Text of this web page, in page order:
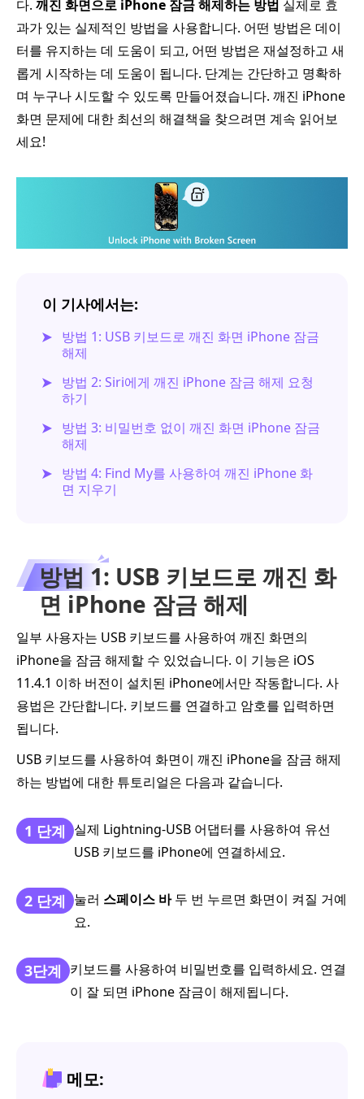
다. 깨진 화면으로 iPhone 잠금 해제하는 방법 실제로 효
과가 있는 실제적인 방법을 사용합니다. 어떤 방법은 데이
터를 유지하는 데 도움이 되고, 어떤 방법은 재설정하고 새
롭게 시작하는 데 도움이 됩니다. 단계는 간단하고 명확하
며 누구나 시도할 수 있도록 만들어졌습니다. 깨진 iPhone
화면 문제에 대한 최선의 해결책을 찾으려면 계속 읽어보
세요!
이 기사에서는:
방법 1: USB 키보드로 깨진 화면 iPhone 잠금
해제
방법 2: Siri에게 깨진 iPhone 잠금 해제 요청
하기
방법 3: 비밀번호 없이 깨진 화면 iPhone 잠금
해제
방법 4: Find My를 사용하여 깨진 iPhone 화
면 지우기
방법 1: USB 키보드로 깨진 화
면 iPhone 잠금 해제
일부 사용자는 USB 키보드를 사용하여 깨진 화면의
iPhone을 잠금 해제할 수 있었습니다. 이 기능은 iOS
11.4.1 이하 버전이 설치된 iPhone에서만 작동합니다. 사
용법은 간단합니다. 키보드를 연결하고 암호를 입력하면
됩니다.
USB 키보드를 사용하여 화면이 깨진 iPhone을 잠금 해제
하는 방법에 대한 튜토리얼은 다음과 같습니다.
1 단계 실제 Lightning-USB 어댑터를 사용하여 유선
USB 키보드를 iPhone에 연결하세요.
2 단계 눌러 스페이스 바두 번 누르면 화면이 켜질 거예
요.
3단계 키보드를 사용하여 비밀번호를 입력하세요. 연결
이 잘 되면 iPhone 잠금이 해제됩니다.
메모: